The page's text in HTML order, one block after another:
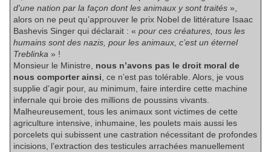
d'une nation par la façon dont les animaux y sont traités »,
alors on ne peut qu’approuver le prix Nobel de littérature Isaac
Bashevis Singer qui déclarait : « pour ces créatures, tous les
humains sont des nazis, pour les animaux, c’est un éternel
Treblinka » !
Monsieur le Ministre, nous n’avons pas le droit moral de
nous comporter ainsi , ce n’est pas tolérable. Alors, je vous
supplie d’agir pour, au minimum, faire interdire cette machine
infernale qui broie des millions de poussins vivants.
Malheureusement, tous les animaux sont victimes de cette
agriculture intensive, inhumaine, les poulets mais aussi les
porcelets qui subissent une castration nécessitant de profondes
incisions, l’extraction des testicules arrachées manuellement